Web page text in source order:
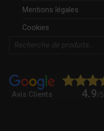
Mentions légales
Cookies
Avis Clients 4.9/5